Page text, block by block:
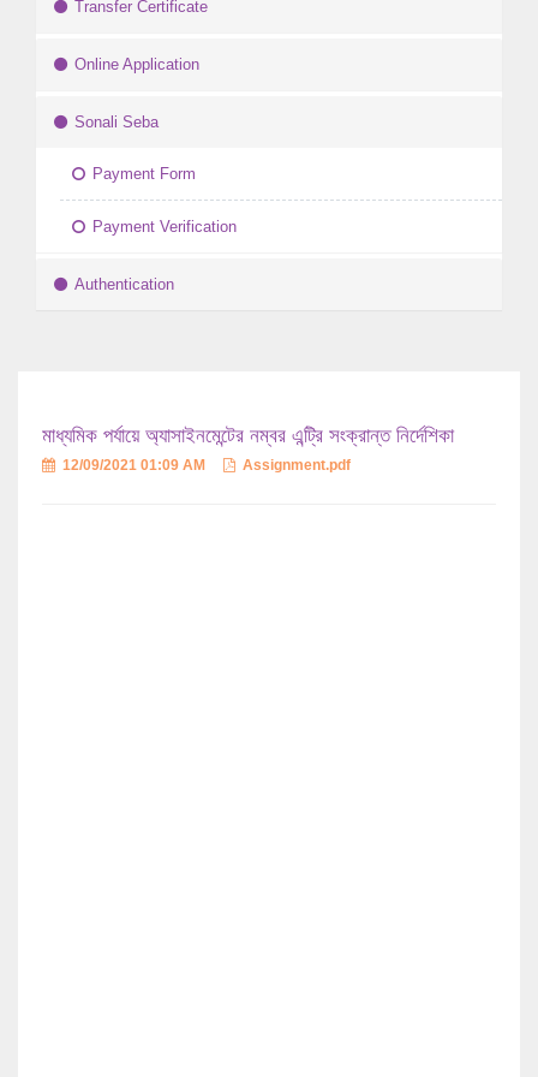
Transfer Certificate
Online Application
Sonali Seba
Payment Form
Payment Verification
Authentication
মাধ্যমিক পর্যায়ে অ্যাসাইনমেন্টের নম্বর এন্ট্রি সংক্রান্ত নির্দেশিকা
12/09/2021 01:09 AM Assignment.pdf